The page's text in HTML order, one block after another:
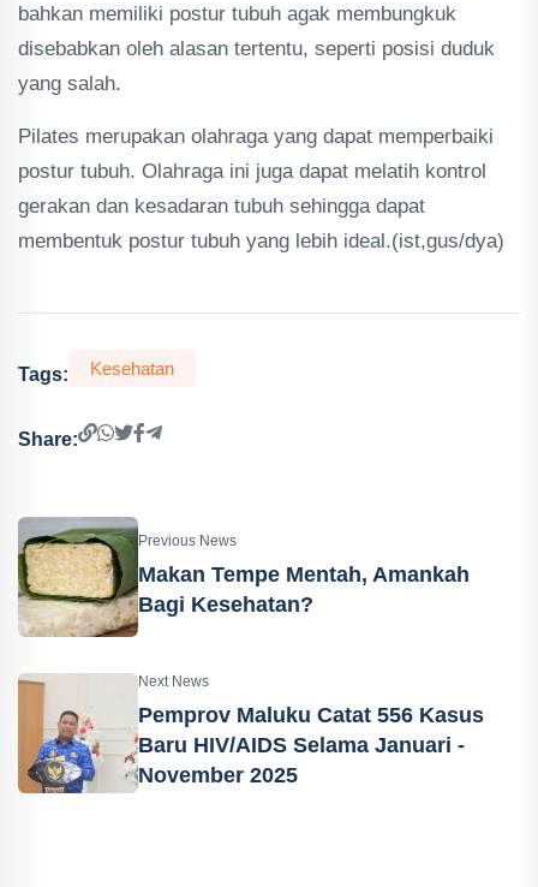
bahkan memiliki postur tubuh agak membungkuk
disebabkan oleh alasan tertentu, seperti posisi duduk
yang salah.
Pilates merupakan olahraga yang dapat memperbaiki
postur tubuh. Olahraga ini juga dapat melatih kontrol
gerakan dan kesadaran tubuh sehingga dapat
membentuk postur tubuh yang lebih ideal.(ist,gus/dya)
Tags: Kesehatan
Share:
Previous News
Makan Tempe Mentah, Amankah
Bagi Kesehatan?
Next News
Pemprov Maluku Catat 556 Kasus
Baru HIV/AIDS Selama Januari -
November 2025